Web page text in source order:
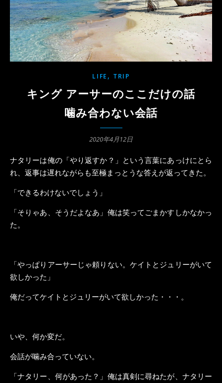
LIFE , TRIP
キング アーサーのここだけの話
噛み合わない会話
2020年4月12日
ナタリーは俺の「やり返すか？」という言葉にあっけにとら
れ、返事は遅れながらも至極まっとうな答えが返ってきた。
「できるわけないでしょう」
「そりゃあ、そうだよなあ」俺は笑ってごまかすしかなかっ
た。
「やっぱりアーサーじゃ頼りない。ケイトとジュリーがいて
欲しかった」
俺だってケイトとジュリーがいて欲しかった・・・。
いや、何か変だ。
会話が噛み合っていない。
「ナタリー、何があった？」俺は真剣に尋ねたが、ナタリー